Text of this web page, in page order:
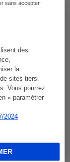
des
la
sites tiers.
Vous pourrez
« paramétrer
2024
sans accepter